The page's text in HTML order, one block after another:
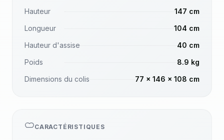
Hauteur
147 cm
Longueur
104 cm
Hauteur d'assise
40 cm
Poids
8.9 kg
Dimensions du colis
77 x 146 x 108 cm
CARACTÉRISTIQUES